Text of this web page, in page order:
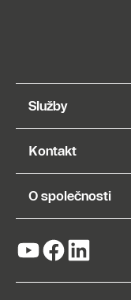
Služby
Kontakt
O společnosti